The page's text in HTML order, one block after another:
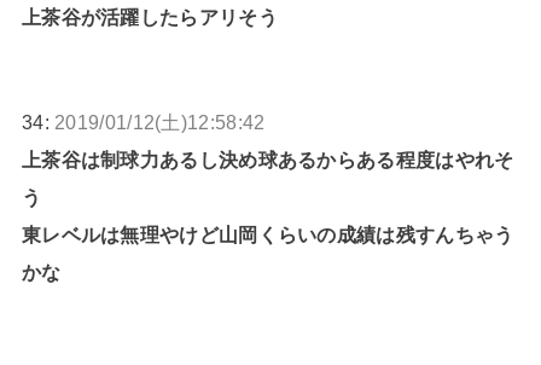
上茶谷が活躍したらアリそう
34: 2019/01/12(土)12:58:42
上茶谷は制球力あるし決め球あるからある程度はやれそ
う
東レベルは無理やけど山岡くらいの成績は残すんちゃう
かな